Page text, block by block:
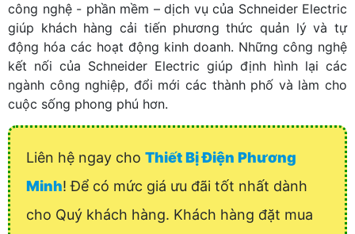
công nghệ - phần mềm – dịch vụ của Schneider Electric
giúp khách hàng cải tiến phương thức quản lý và tự
động hóa các hoạt động kinh doanh. Những công nghệ
kết nối của Schneider Electric giúp định hình lại các
ngành công nghiệp, đổi mới các thành phố và làm cho
cuộc sống phong phú hơn.
Liên hệ ngay cho Thiết Bị Điện Phương
Minh! Để có mức giá ưu đãi tốt nhất dành
cho Quý khách hàng. Khách hàng đặt mua